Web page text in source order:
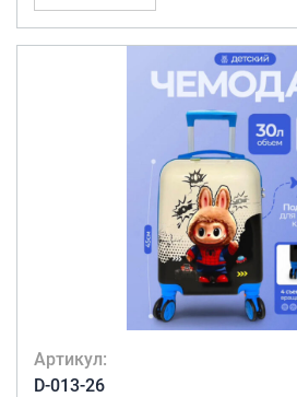
Артикул:
D-013-26